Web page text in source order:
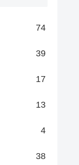
74
39
17
13
4
38